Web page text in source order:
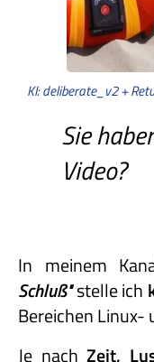
KI: deliberate_v2 +
Sie
Video?
In meinem
Schluß"stelle ich
Bereichen Linux-
Je nachZeit,